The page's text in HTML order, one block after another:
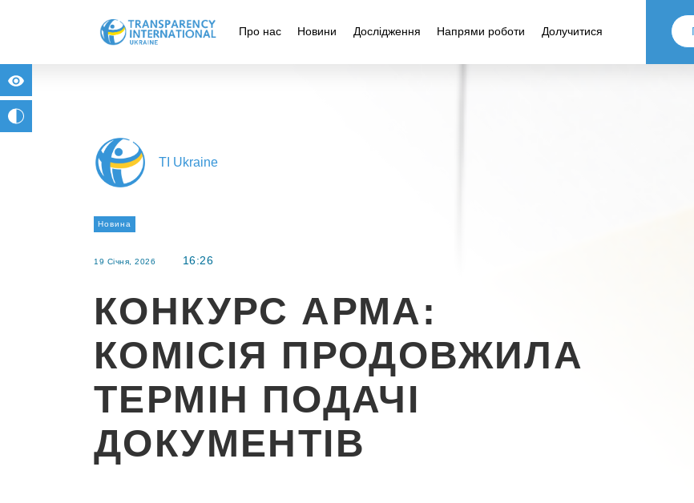
Про нас Новини Дослідження Напрями роботи Долучитися
TI Ukraine
Новина
19 Січня, 2026 16:26
КОНКУРС АРМА:
КОМІСІЯ ПРОДОВЖИЛА
ТЕРМІН ПОДАЧІ
ДОКУМЕНТІВ